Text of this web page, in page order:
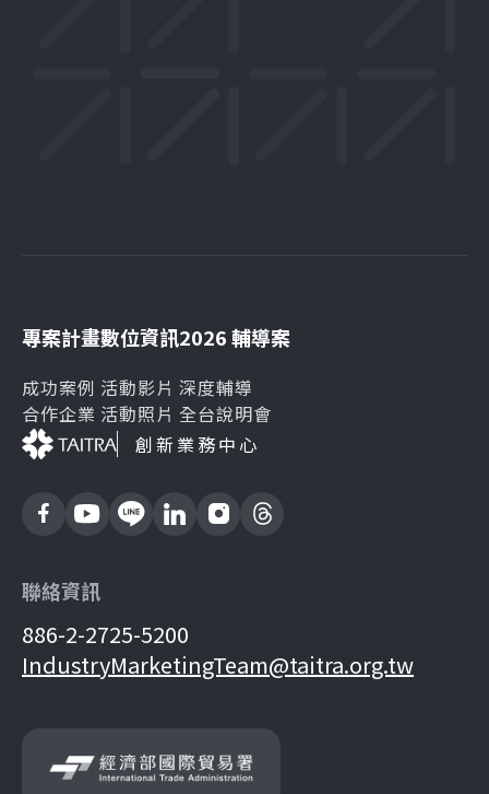
專案計畫
成功案例
合作企業
數位資訊
活動影片
活動照片
2026 輔導案
深度輔導
全台說明會
創新業務中心
聯絡資訊
886-2-2725-5200
IndustryMarketingTeam@taitra.org.tw